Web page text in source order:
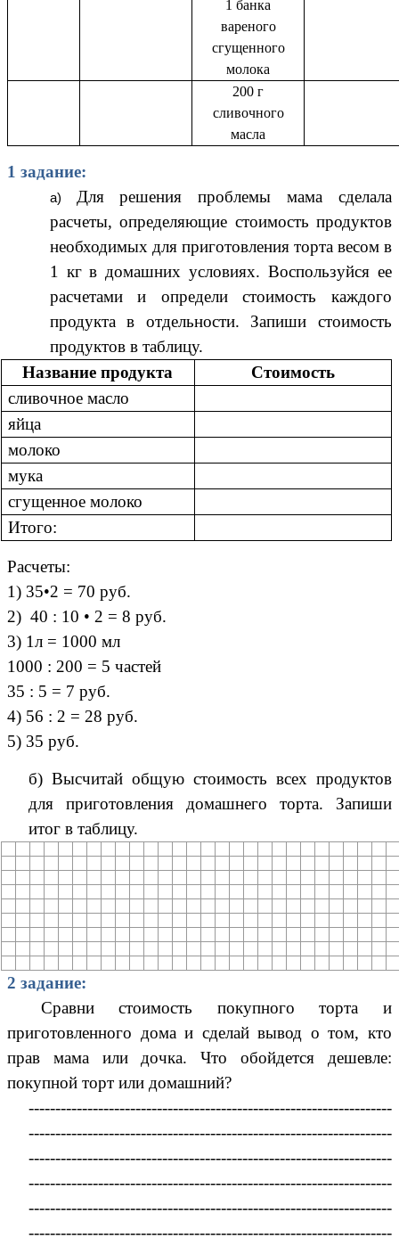
1 банка
вареного
сгущенного
молока
200 г
сливочного
масла
1 задание:
Для решения проблемы мама сделала
расчеты, определяющие стоимость продуктов
необходимых для приготовления торта весом в
1 кг в домашних условиях. Воспользуйся ее
расчетами и определи стоимость каждого
продукта в отдельности. Запиши стоимость
продуктов в таблицу.
Название продукта
Стоимость
сливочное масло
яйца
молоко
мука
сгущенное молоко
Итого:
Расчеты:
1) 35•2 = 70 руб.
2) 40 : 10 • 2 = 8 руб.
3) 1л = 1000 мл
1000 : 200 = 5 частей
35 : 5 = 7 руб.
4) 56 : 2 = 28 руб.
5) 35 руб.
б) Высчитай общую стоимость всех продуктов
для приготовления домашнего торта. Запиши
итог в таблицу.
2 задание:
Сравни стоимость покупного торта и
приготовленного дома и сделай вывод о том, кто
прав мама или дочка. Что обойдется дешевле:
покупной торт или домашний?
--------------------------------------------------------------------
--------------------------------------------------------------------
--------------------------------------------------------------------
--------------------------------------------------------------------
--------------------------------------------------------------------
--------------------------------------------------------------------